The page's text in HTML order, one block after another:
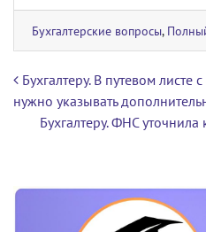
Бухгалтерские вопросы,
Навигация по
Бухгалтеру. В путевом листе
нужно указывать
Бухгалтеру. ФНС